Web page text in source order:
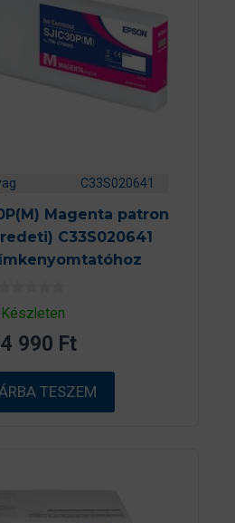
C33S020641
Magenta patron
C33S020641
0
a
ő
Készleten
990 Ft
TESZEM